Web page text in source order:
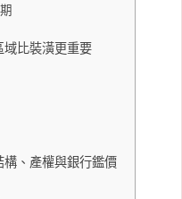
比裝潢更重要
、產權與銀行鑑價